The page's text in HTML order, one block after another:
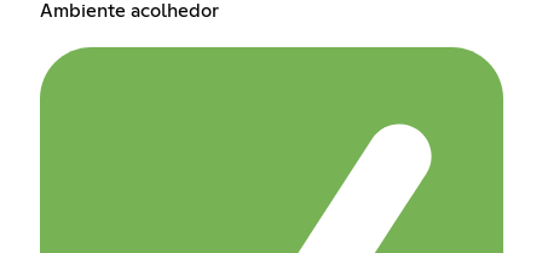
Ambiente acolhedor